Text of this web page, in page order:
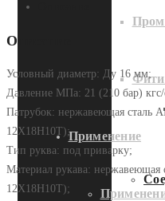
Применение
Описание
Условный диаметр: Ду 16 мм;
Давление МПа: 21 (210 бар) кгс/
Патрубок: нержавеющая сталь
12Х18Н10Т);
Тип руква: под приварку;
Материал рукава:
12Х18Н10Т);